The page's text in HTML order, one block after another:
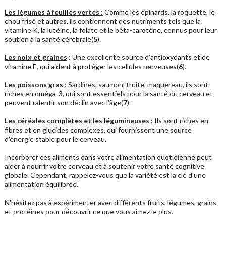
Les légumes à feuilles vertes : Comme les épinards, la roquette, le
chou frisé et autres, ils contiennent des nutriments tels que la
vitamine K, la lutéine, la folate et le bêta-carotène, connus pour leur
soutien à la santé cérébrale(5).
Les noix et graines : Une excellente source d'antioxydants et de
vitamine E, qui aident à protéger les cellules nerveuses(6).
Les poissons gras : Sardines, saumon, truite, maquereau, ils sont
riches en oméga-3, qui sont essentiels pour la santé du cerveau et
peuvent ralentir son déclin avec l'âge(7).
Les céréales complètes et les légumineuses : Ils sont riches en
fibres et en glucides complexes, qui fournissent une source
d'énergie stable pour le cerveau.
Incorporer ces aliments dans votre alimentation quotidienne peut
aider à nourrir votre cerveau et à soutenir votre santé cognitive
globale. Cependant, rappelez-vous que la variété est la clé d'une
alimentation équilibrée.
N'hésitez pas à expérimenter avec différents fruits, légumes, grains
et protéines pour découvrir ce que vous aimez le plus.